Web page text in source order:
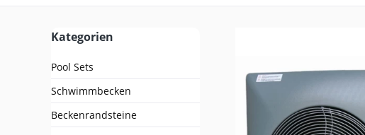
Kategorien
Pool Sets
Schwimmbecken
Beckenrandsteine